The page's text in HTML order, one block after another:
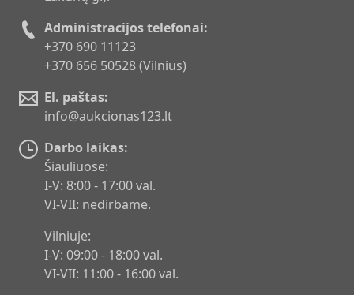
Administracijos telefonai:
+370 690 11123
+370 656 50528 (Vilnius)
El. paštas:
info@aukcionas123.lt
Darbo laikas:
Šiauliuose:
I-V: 8:00 - 17:00 val.
VI-VII: nedirbame.
Vilniuje:
I-V: 09:00 - 18:00 val.
VI-VII: 11:00 - 16:00 val.